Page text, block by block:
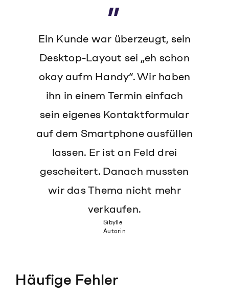
Ein Kunde war überzeugt, sein
Desktop-Layout sei „eh schon
okay aufm Handy“. Wir haben
ihn in einem Termin einfach
sein eigenes Kontaktformular
auf dem Smartphone ausfüllen
lassen. Er ist an Feld drei
gescheitert. Danach mussten
wir das Thema nicht mehr
verkaufen.
Sibylle
Autorin
Häufige Fehler